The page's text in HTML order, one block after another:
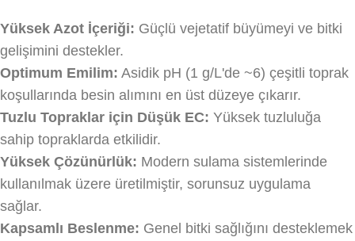
Yüksek Azot İçeriği: Güçlü vejetatif büyümeyi ve bitki
gelişimini destekler.
Optimum Emilim: Asidik pH (1 g/L'de ~6) çeşitli toprak
koşullarında besin alımını en üst düzeye çıkarır.
Tuzlu Topraklar için Düşük EC: Yüksek tuzluluğa
sahip topraklarda etkilidir.
Yüksek Çözünürlük: Modern sulama sistemlerinde
kullanılmak üzere üretilmiştir, sorunsuz uygulama
sağlar.
Kapsamlı Beslenme: Genel bitki sağlığını desteklemek